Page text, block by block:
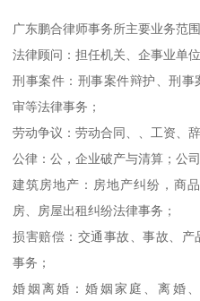
广东鹏合律师事务所主要业务范围
法律顾问：担任机关、企事业单
刑事案件：刑事案件辩护、刑
审等法律事务；
劳动争议：劳动合同、、工资
公律：公，企业破产与清算；
建筑房地产：房地产纠纷，商
房、房屋出租纠纷法律事务；
损害赔偿：交通事故、事故、
事务；
婚姻离婚：婚姻家庭、离婚